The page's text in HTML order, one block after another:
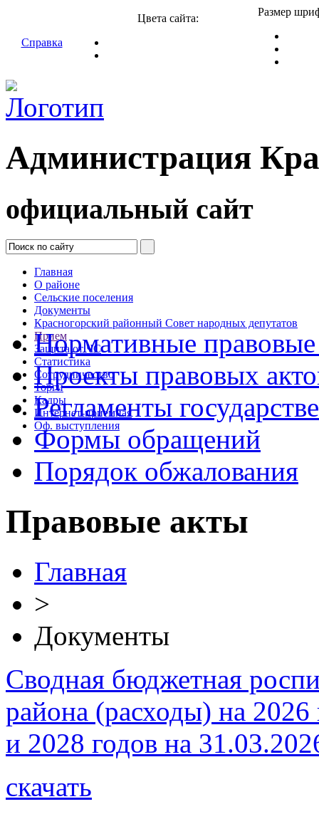
Справка
Цвета сайта:
Размер
Администрация
официальный сайт
Главная
О районе
Сельские поселения
Документы
Красногорский районный Совет народных депутатов
Прием
Защита от ЧС
Статистика
Сотрудничество
Торги
Кадры
Интернет-приемная
Оф. выступления
Нормативные
Проекты правовых
Регламенты
Формы обращений
Порядок обжалования
Правовые акты
Главная
>
Документы
Сводная бюджетная
района (расходы) на
и 2028 годов на
скачать